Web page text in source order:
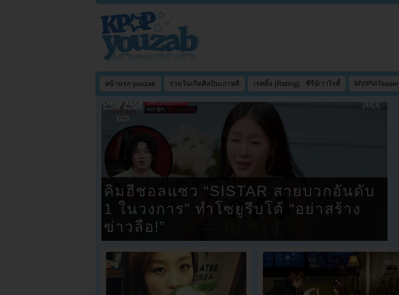
หน้าแรก youzab รวมวันเกิดศิลปินเกาหลี เรตติ้ง (Rating) : ซีรี่ย์/วาไรตี้ MV/PV/Teaser
คิมฮีชอลแซว “SISTAR สายบวกอันดับ
1 ในวงการ” ทำโซยูรีบโต้ “อย่าสร้าง
ข่าวลือ!”